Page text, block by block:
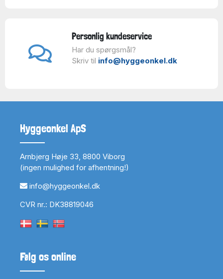
Personlig kundeservice
Har du spørgsmål?
Skriv til info@hyggeonkel.dk
Hyggeonkel ApS
Arnbjerg Høje 33, 8800 Viborg
(ingen mulighed for afhentning!)
info@hyggeonkel.dk
CVR nr.: DK38819046
Følg os online